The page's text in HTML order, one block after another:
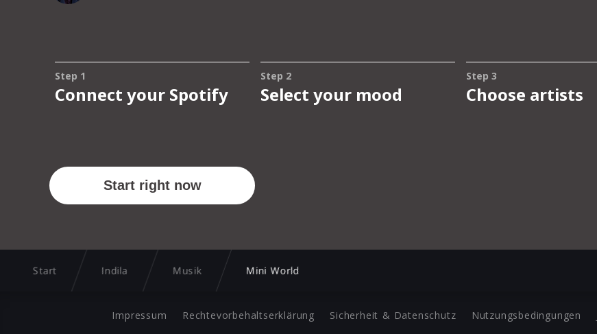
Start Indila Musik Mini World
Impressum Rechtevorbehaltserklärung Sicherheit & Datenschutz Nutzungsbedingungen